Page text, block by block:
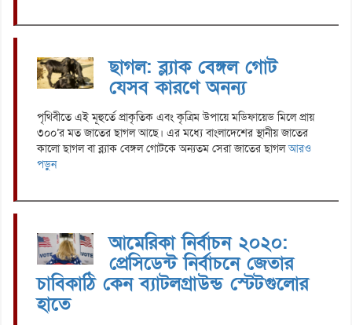
ছাগল: ব্ল্যাক বেঙ্গল গোট
যেসব কারণে অনন্য
পৃথিবীতে এই মূহুর্তে প্রাকৃতিক এবং কৃত্রিম উপায়ে মডিফায়েড মিলে প্রায়
৩০০’র মত জাতের ছাগল আছে। এর মধ্যে বাংলাদেশের স্থানীয় জাতের
কালো ছাগল বা ব্ল্যাক বেঙ্গল গোটকে অন্যতম সেরা জাতের ছাগলআরও
পড়ুন
আমেরিকা নির্বাচন ২০২০:
প্রেসিডেন্ট নির্বাচনে জেতার
চাবিকাঠি কেন ব্যাটলগ্রাউন্ড স্টেটগুলোর
হাতে